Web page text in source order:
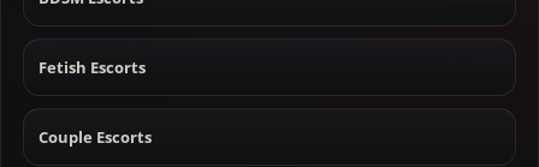
Fetish Escorts
Couple Escorts